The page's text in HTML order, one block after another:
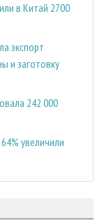
в Китай 2700
экспорт
и заготовку
242 000
увеличили